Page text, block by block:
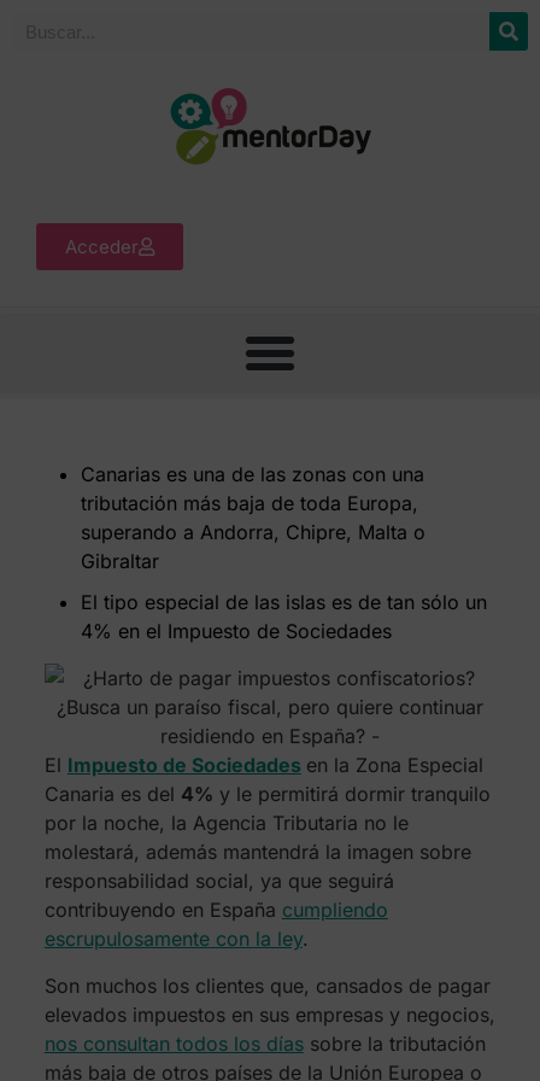
Acceder
Canarias es una de las zonas con una
tributación más baja de toda Europa,
superando a Andorra, Chipre, Malta o
Gibraltar
El tipo especial de las islas es de tan sólo un
4% en el Impuesto de Sociedades
El Impuesto de Sociedades en la Zona Especial
Canaria es del 4% y le permitirá dormir tranquilo
por la noche, la Agencia Tributaria no le
molestará, además mantendrá la imagen sobre
responsabilidad social, ya que seguirá
contribuyendo en España cumpliendo
escrupulosamente con la ley.
Son muchos los clientes que, cansados de pagar
elevados impuestos en sus empresas y negocios,
nos consultan todos los díassobre la tributación
más baja de otros países de la Unión Europea o